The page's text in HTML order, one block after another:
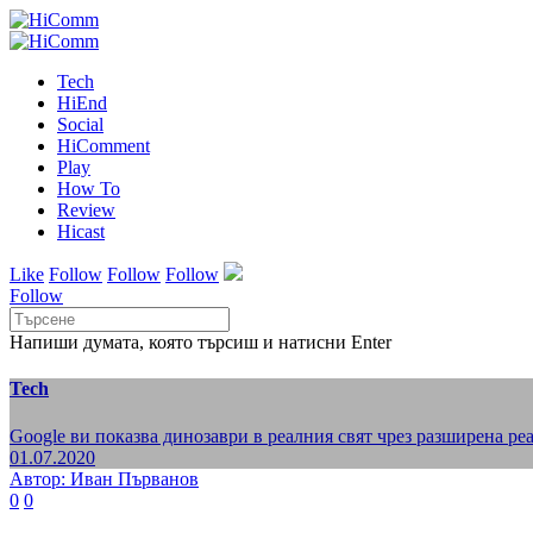
Tech
HiEnd
Social
HiComment
Play
How To
Review
Hicast
Like Follow Follow Follow
Follow
Напиши думата, която търсиш и натисни Enter
Tech
Google ви показва динозаври в реалния свят чрез разширена
01.07.2020
Автор: Иван Първанов
0 0